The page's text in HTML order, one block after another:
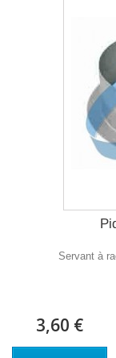
Servant à
3,60 €